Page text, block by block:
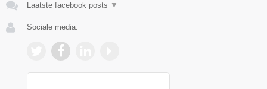
Laatste facebook posts ▼
Sociale media: